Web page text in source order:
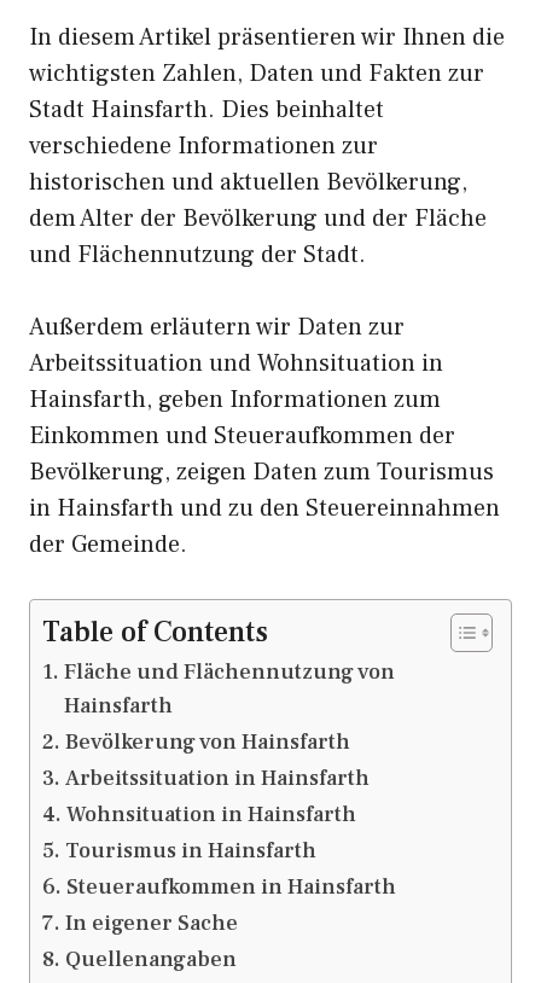
In diesem Artikel präsentieren wir Ihnen die
wichtigsten Zahlen, Daten und Fakten zur
Stadt Hainsfarth. Dies beinhaltet
verschiedene Informationen zur
historischen und aktuellen Bevölkerung,
dem Alter der Bevölkerung und der Fläche
und Flächennutzung der Stadt.
Außerdem erläutern wir Daten zur
Arbeitssituation und Wohnsituation in
Hainsfarth, geben Informationen zum
Einkommen und Steueraufkommen der
Bevölkerung, zeigen Daten zum Tourismus
in Hainsfarth und zu den Steuereinnahmen
der Gemeinde.
Table of Contents
Fläche und Flächennutzung von
Hainsfarth
Bevölkerung von Hainsfarth
Arbeitssituation in Hainsfarth
Wohnsituation in Hainsfarth
Tourismus in Hainsfarth
Steueraufkommen in Hainsfarth
In eigener Sache
Quellenangaben